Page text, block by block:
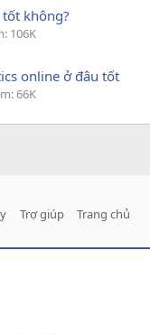
không?
106K
online ở đâu tốt
66K
Trợ giúp Trang chủ